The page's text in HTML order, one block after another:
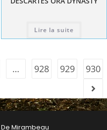
Lire la suite
… 928 929 930
De Mirambeau